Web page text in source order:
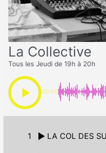
La Collective
Tous les Jeudi de 19h à 20h
00:00
1